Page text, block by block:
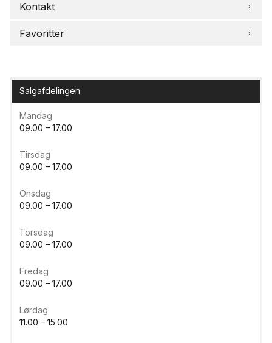
Kontakt
Favoritter
Salgafdelingen
Mandag
09.00 – 17.00
Tirsdag
09.00 – 17.00
Onsdag
09.00 – 17.00
Torsdag
09.00 – 17.00
Fredag
09.00 – 17.00
Lørdag
11.00 – 15.00